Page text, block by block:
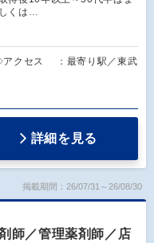
くは…
クセス ：最寄り駅／東武
詳細を見る
掲載期間：26/07/31～26/08/30
師／管理薬剤師／店